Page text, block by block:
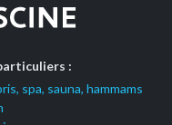
:
spa, sauna, hammams